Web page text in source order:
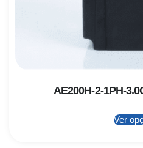
AE200H-2-1PH-
Ver